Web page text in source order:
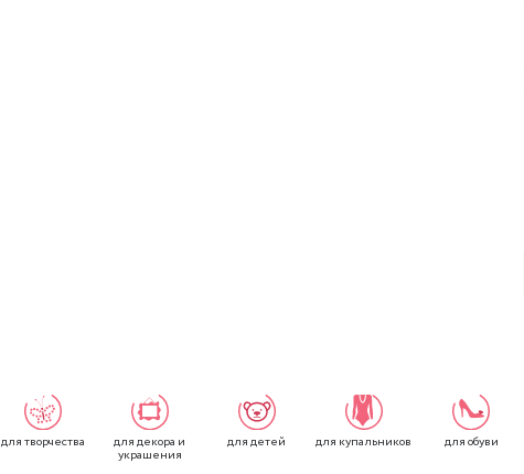
для творчества для декора и
украшения
для детей для купальников для обуви